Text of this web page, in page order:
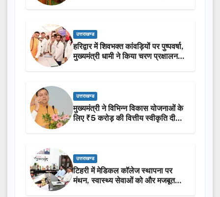
उत्तराखण्ड
हरिद्वार में शिवभक्त कांवड़ियों पर पुष्पवर्षा,
मुख्यमंत्री धामी ने किया चरण प्रक्षालन…
उत्तराखण्ड
मुख्यमंत्री ने विभिन्न विकास योजनाओं के
लिए ₹5 करोड़ की वित्तीय स्वीकृति दी…
उत्तराखण्ड
टिहरी में मेडिकल कॉलेज स्थापना पर
मंथन, स्वास्थ्य सेवाओं को और मजबूत